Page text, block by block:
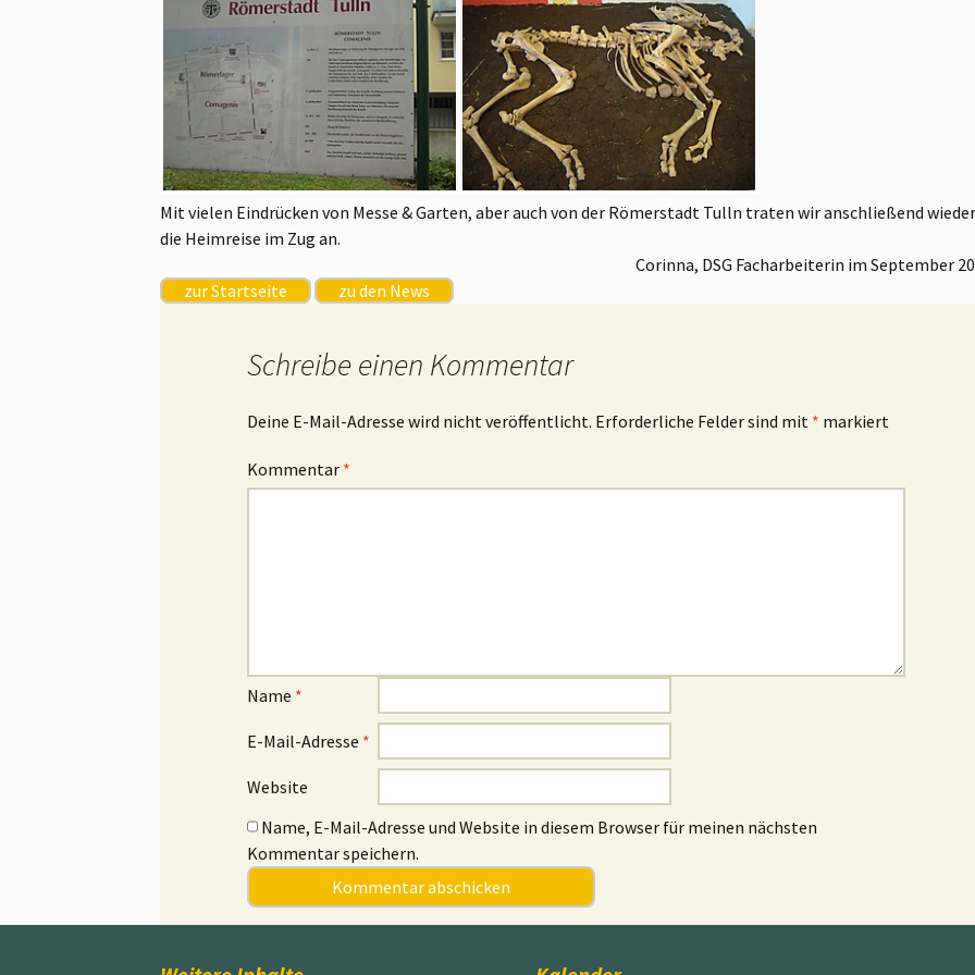
Mit vielen Eindrücken von Messe & Garten, aber auch von der Römerstadt Tulln traten wir anschließend wieder
die Heimreise im Zug an.
Corinna, DSG Facharbeiterin im September
zur Startseite
zu den News
Schreibe einen Kommentar
Deine E-Mail-Adresse wird nicht veröffentlicht. Erforderliche Felder sind mit * markiert
Kommentar *
Name *
E-Mail-Adresse *
Website
Name, E-Mail-Adresse und Website in diesem Browser für meinen nächsten
Kommentar speichern.